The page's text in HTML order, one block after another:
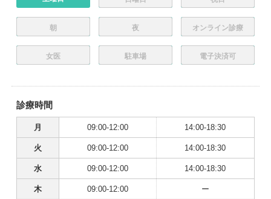
朝 夜 オンライン診療
女医 駐車場 電子決済可
診療時間
月 09:00-12:00 14:00-18:30
火 09:00-12:00 14:00-18:30
水 09:00-12:00 14:00-18:30
木 09:00-12:00 ー